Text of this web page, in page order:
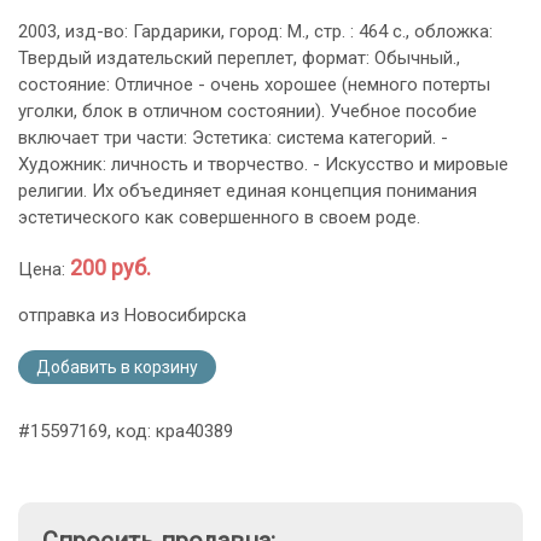
2003, изд-во: Гардарики, город: М., стр. : 464 с., обложка:
Твердый издательский переплет, формат: Обычный.,
состояние: Отличное - очень хорошее (немного потерты
уголки, блок в отличном состоянии). Учебное пособие
включает три части: Эстетика: система категорий. -
Художник: личность и творчество. - Искусство и мировые
религии. Их объединяет единая концепция понимания
эстетического как совершенного в своем роде.
Цена: 200 руб.
отправка из Новосибирска
Добавить в корзину
#15597169, код: кра40389